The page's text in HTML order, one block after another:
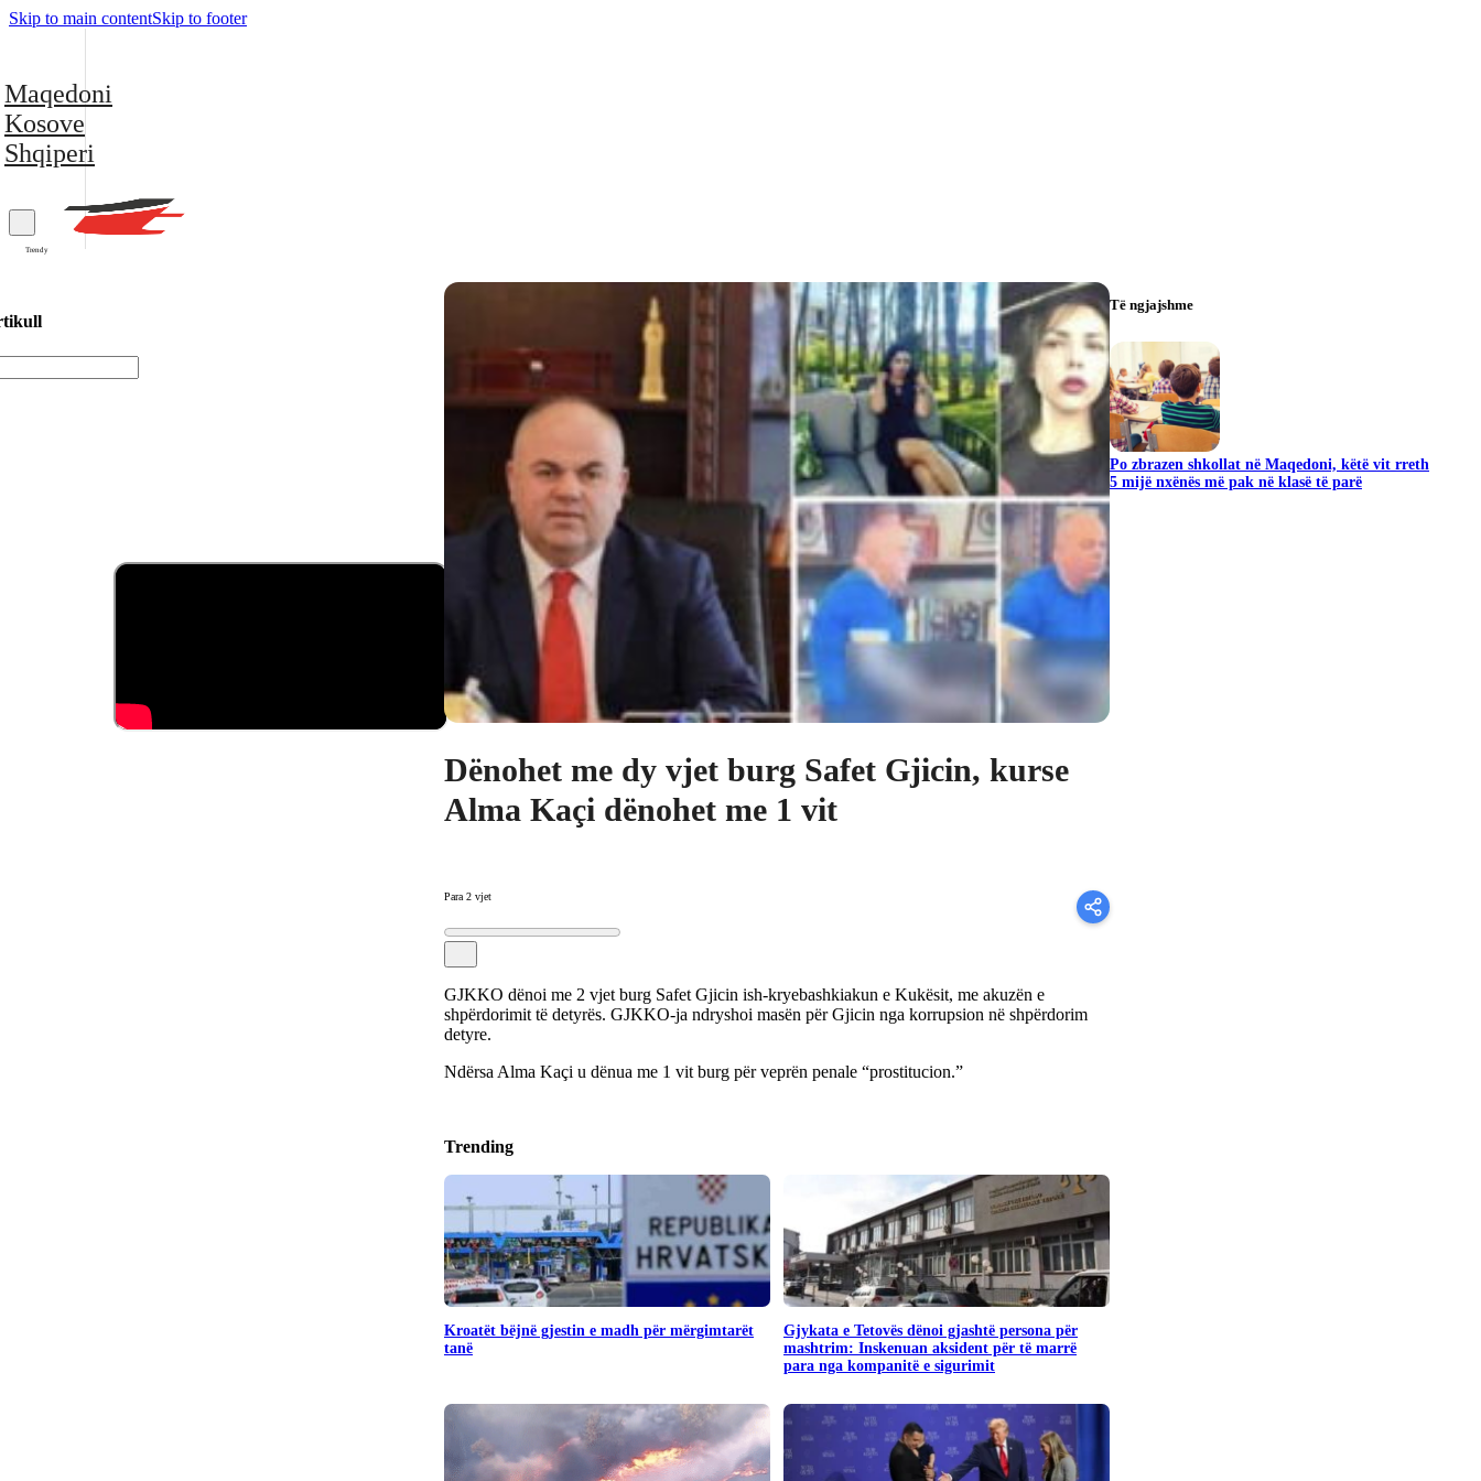
Skip to main contentSkip to footer
Maqedoni
Kosove
Shqiperi
Trendy
Dënohet me dy vjet burg Safet Gjicin, kurse
Alma Kaçi dënohet me 1 vit
Para 2 vjet
GJKKO dënoi me 2 vjet burg Safet Gjicin ish-kryebashkiakun e Kukësit, me akuzën e
shpërdorimit të detyrës. GJKKO-ja ndryshoi masën për Gjicin nga korrupsion në shpërdorim
detyre.
Ndërsa Alma Kaçi u dënua me 1 vit burg për veprën penale “prostitucion.”
Trending
Kroatët bëjnë gjestin e madh për mërgimtarët
tanë
Gjykata e Tetovës dënoi gjashtë persona për
mashtrim: Inskenuan aksident për të marrë
para nga kompanitë e sigurimit
Të ngjajshme
Po zbrazen shkollat në Maqedoni, këtë vit rreth
5 mijë nxënës më pak në klasë të parë